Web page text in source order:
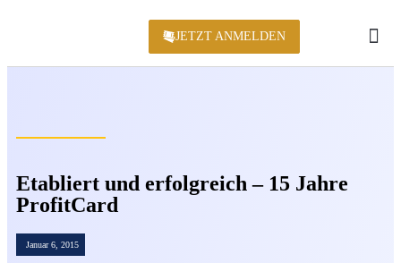
JETZT ANMELDEN
Etabliert und erfolgreich – 15 Jahre
ProfitCard
Januar 6, 2015